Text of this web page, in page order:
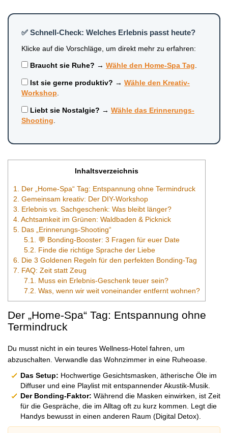
✅ Schnell-Check: Welches Erlebnis passt heute?
Klicke auf die Vorschläge, um direkt mehr zu erfahren:
Braucht sie Ruhe? → Wähle den Home-Spa Tag
Ist sie gerne produktiv? → Wähle den Kreativ-
Workshop
Liebt sie Nostalgie? → Wähle das Erinnerungs-
Shooting
Inhaltsverzeichnis
1. Der „Home-Spa“ Tag: Entspannung ohne Termindruck
2. Gemeinsam kreativ: Der DIY-Workshop
3. Erlebnis vs. Sachgeschenk: Was bleibt länger?
4. Achtsamkeit im Grünen: Waldbaden & Picknick
5. Das „Erinnerungs-Shooting“
5.1. 💬 Bonding-Booster: 3 Fragen für euer Date
5.2. Finde die richtige Sprache der Liebe
6. Die 3 Goldenen Regeln für den perfekten Bonding-Tag
7. FAQ: Zeit statt Zeug
7.1. Muss ein Erlebnis-Geschenk teuer sein?
7.2. Was, wenn wir weit voneinander entfernt wohnen?
Der „Home-Spa“ Tag: Entspannung ohne
Termindruck
Du musst nicht in ein teures Wellness-Hotel fahren, um
abzuschalten. Verwandle das Wohnzimmer in eine Ruheoase.
Das Setup: Hochwertige Gesichtsmasken, ätherische Öle im
Diffuser und eine Playlist mit entspannender Akustik-Musik.
Der Bonding-Faktor: Während die Masken einwirken, ist Zeit
für die Gespräche, die im Alltag oft zu kurz kommen. Legt die
Handys bewusst in einen anderen Raum (Digital Detox).